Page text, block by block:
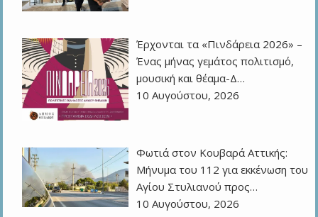
Έρχονται τα «Πινδάρεια 2026» –
Ένας μήνας γεμάτος πολιτισμό,
μουσική και θέαμα-Δ…
10 Αυγούστου, 2026
Φωτιά στον Κουβαρά Αττικής:
Μήνυμα του 112 για εκκένωση του
Αγίου Στυλιανού προς…
10 Αυγούστου, 2026